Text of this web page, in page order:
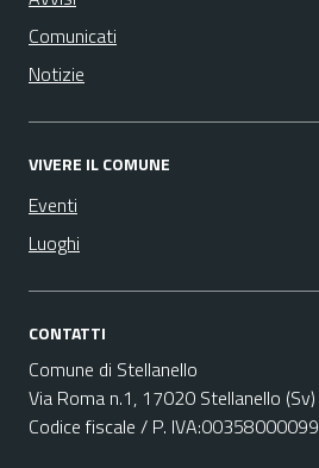
Comunicati
Notizie
VIVERE IL COMUNE
Eventi
Luoghi
CONTATTI
Comune di Stellanello
Via Roma n.1, 17020 Stellanello (Sv)
Codice fiscale / P. IVA:00358000099